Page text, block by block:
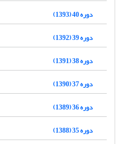
دوره 40 (1393)
دوره 39 (1392)
دوره 38 (1391)
دوره 37 (1390)
دوره 36 (1389)
دوره 35 (1388)